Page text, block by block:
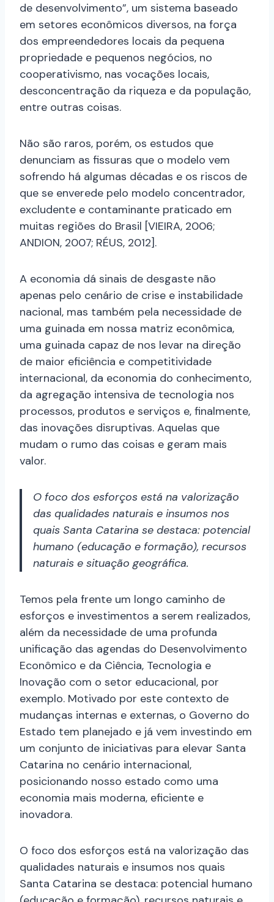
de desenvolvimento”, um sistema baseado
em setores econômicos diversos, na força
dos empreendedores locais da pequena
propriedade e pequenos negócios, no
cooperativismo, nas vocações locais,
desconcentração da riqueza e da população,
entre outras coisas.
Não são raros, porém, os estudos que
denunciam as fissuras que o modelo vem
sofrendo há algumas décadas e os riscos de
que se enverede pelo modelo concentrador,
excludente e contaminante praticado em
muitas regiões do Brasil [VIEIRA, 2006;
ANDION, 2007; RÉUS, 2012].
A economia dá sinais de desgaste não
apenas pelo cenário de crise e instabilidade
nacional, mas também pela necessidade de
uma guinada em nossa matriz econômica,
uma guinada capaz de nos levar na direção
de maior eficiência e competitividade
internacional, da economia do conhecimento,
da agregação intensiva de tecnologia nos
processos, produtos e serviços e, finalmente,
das inovações disruptivas. Aquelas que
mudam o rumo das coisas e geram mais
valor.
O foco dos esforços está na valorização
das qualidades naturais e insumos nos
quais Santa Catarina se destaca: potencial
humano (educação e formação), recursos
naturais e situação geográfica.
Temos pela frente um longo caminho de
esforços e investimentos a serem realizados,
além da necessidade de uma profunda
unificação das agendas do Desenvolvimento
Econômico e da Ciência, Tecnologia e
Inovação com o setor educacional, por
exemplo. Motivado por este contexto de
mudanças internas e externas, o Governo do
Estado tem planejado e já vem investindo em
um conjunto de iniciativas para elevar Santa
Catarina no cenário internacional,
posicionando nosso estado como uma
economia mais moderna, eficiente e
inovadora.
O foco dos esforços está na valorização das
qualidades naturais e insumos nos quais
Santa Catarina se destaca: potencial humano